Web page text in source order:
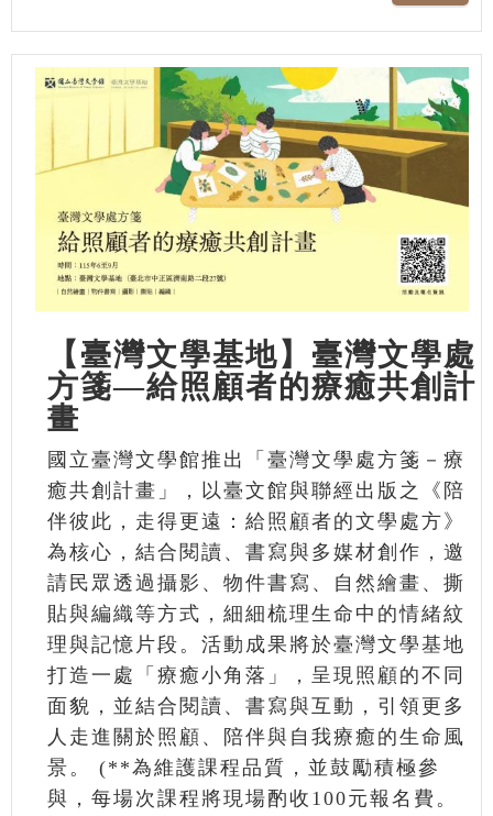
【臺灣文學基地】臺灣文學處
方箋—給照顧者的療癒共創計
畫
國立臺灣文學館推出「臺灣文學處方箋－療
癒共創計畫」，以臺文館與聯經出版之《陪
伴彼此，走得更遠：給照顧者的文學處方》
為核心，結合閱讀、書寫與多媒材創作，邀
請民眾透過攝影、物件書寫、自然繪畫、撕
貼與編織等方式，細細梳理生命中的情緒紋
理與記憶片段。活動成果將於臺灣文學基地
打造一處「療癒小角落」，呈現照顧的不同
面貌，並結合閱讀、書寫與互動，引領更多
人走進關於照顧、陪伴與自我療癒的生命風
景。 (**為維護課程品質，並鼓勵積極參
與，每場次課程將現場酌收100元報名費。